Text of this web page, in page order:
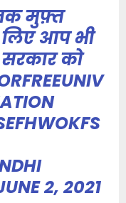
मुफ़्त
आप भी
को
2, 2021